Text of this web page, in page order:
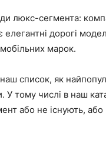
люкс-сегмента:
елегантні дорогі
марок.
список, як
тому числі в наш
або не існують,